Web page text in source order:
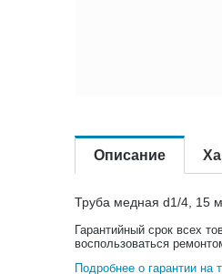
Описание
Труба медная d1/4, 15 м
Гарантийный срок всех
воспользоваться
Подробнее о гарантии на